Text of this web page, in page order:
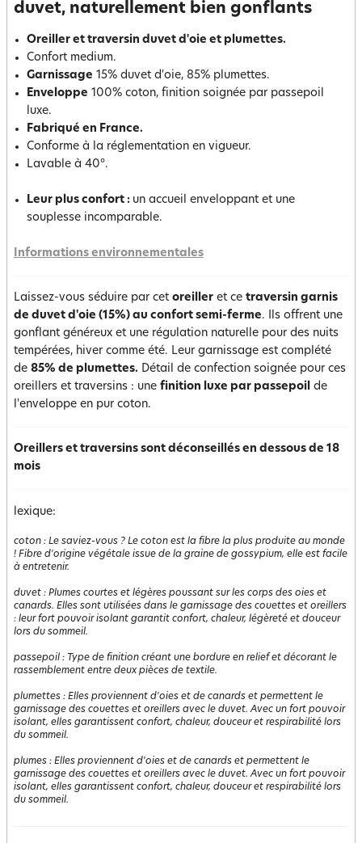
duvet, naturellement bien gonflants
Oreiller et traversin duvet d'oie et plumettes.
Confort medium.
Garnissage 15% duvet d'oie, 85% plumettes.
Enveloppe 100% coton, finition soignée par passepoil
luxe.
Fabriqué en France.
Conforme à la réglementation en vigueur.
Lavable à 40°.
Leur plus confort : un accueil enveloppant et une
souplesse incomparable.
Informations environnementales
Laissez-vous séduire par cet oreiller et ce traversin garnis
de duvet d'oie (15%) au confort semi-ferme. Ils offrent une
gonflant généreux et une régulation naturelle pour des nuits
tempérées, hiver comme été. Leur garnissage est complété
de 85% de plumettes. Détail de confection soignée pour ces
oreillers et traversins : une finition luxe par passepoil de
l'enveloppe en pur coton.
Oreillers et traversins sont déconseillés en dessous de 18
mois
lexique:
coton : Le saviez-vous ? Le coton est la fibre la plus produite au monde
! Fibre d'origine végétale issue de la graine de gossypium, elle est facile
à entretenir.
duvet : Plumes courtes et légères poussant sur les corps des oies et
canards. Elles sont utilisées dans le garnissage des couettes et oreillers
: leur fort pouvoir isolant garantit confort, chaleur, légèreté et douceur
lors du sommeil.
passepoil : Type de finition créant une bordure en relief et décorant le
rassemblement entre deux pièces de textile.
plumettes : Elles proviennent d'oies et de canards et permettent le
garnissage des couettes et oreillers avec le duvet. Avec un fort pouvoir
isolant, elles garantissent confort, chaleur, douceur et respirabilité lors
du sommeil.
plumes : Elles proviennent d'oies et de canards et permettent le
garnissage des couettes et oreillers avec le duvet. Avec un fort pouvoir
isolant, elles garantissent confort, chaleur, douceur et respirabilité lors
du sommeil.